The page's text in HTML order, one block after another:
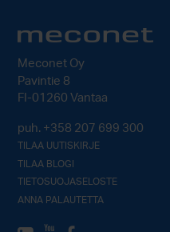
Meconet Oy
Pavintie 8
FI-01260 Vantaa
puh. +358 207 699 300
TILAA UUTISKIRJE
TILAA BLOGI
TIETOSUOJASELOSTE
ANNA PALAUTETTA